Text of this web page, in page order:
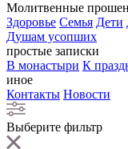
Молитвенные
Здоровье Семья Дети
Душам усопших
простые записки
В монастыри К
иное
Контакты Новости
Выберите фильтр